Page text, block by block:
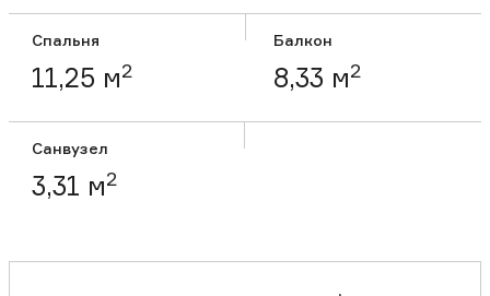
Спальня
11,25 м2
Балкон
8,33 м2
Санвузел
3,31 м2